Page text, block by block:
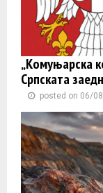
„Комуњарска
Српската
posted on 06/